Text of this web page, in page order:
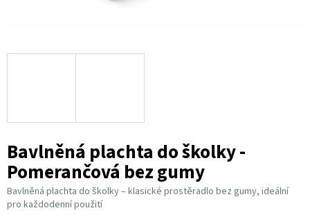
Bavlněná plachta do školky -
Pomerančová bez gumy
Bavlněná plachta do školky – klasické prostěradlo bez gumy, ideální
pro každodenní použití